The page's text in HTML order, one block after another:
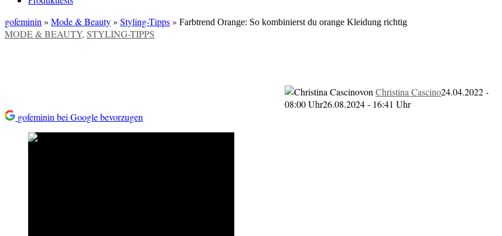
gofeminin » Mode & Beauty» Styling-Tipps» Farbtrend Orange: So kombinierst du orange Kleidung richtig
VERÖFFENTLICHT
MODE & BEAUTY, STYLING-TIPPS
von Christina Cascino24.04.2022 -
08:00 Uhr26.08.2024 - 16:41 Uhr
gofeminin bei Google bevorzugen